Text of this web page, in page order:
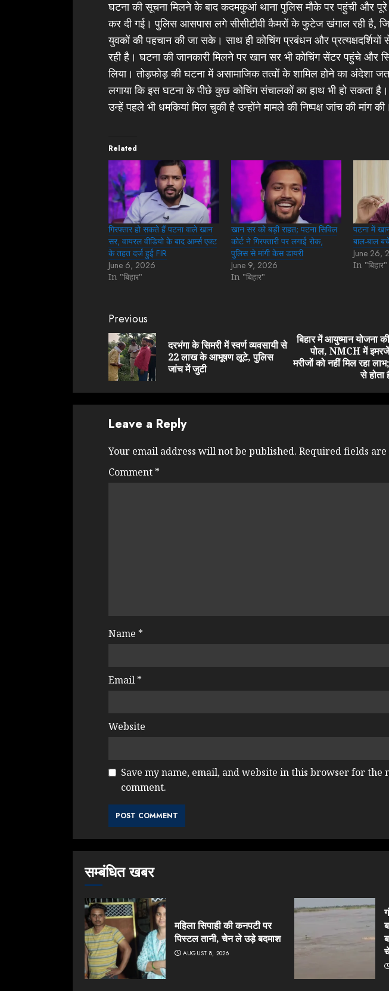
घटना की सूचना मिलने के बाद कदमकुआं थाना पुलिस मौके पर पहुंची और
कर दी गई। पुलिस आसपास लगे सीसीटीवी कैमरों के फुटेज खंगाल रही है,
युवकों की पहचान की जा सके। साथ ही कोचिंग प्रबंधन और प्रत्यक्षदर्शियों
रही है। घटना की जानकारी मिलने पर खान सर भी कोचिंग सेंटर पहुंचे और
लिया। तोड़फोड़ की घटना में असामाजिक तत्वों के शामिल होने का अंदेशा
लगाया कि इस घटना के पीछे कुछ कोचिंग संचालकों का हाथ भी हो सकता
उन्हें पहले भी धमकियां मिल चुकी है उन्होंने मामले की निष्पक्ष जांच की मांग की।
Related
गिरफ्तार हो सकते हैं पटना वाले खान
सर, वायरल वीडियो के बाद आर्म्स एक्ट
के तहत दर्ज हुई FIR
June 6, 2026
In "बिहार"
खान सर को बड़ी राहत; पटना सिविल
कोर्ट ने गिरफ्तारी पर लगाई रोक,
पुल‍िस से मांगी केस डायरी
June 9, 2026
In "बिहार"
पटना में
बाल-बाल
June 26,
In "बिहार"
Continue
Reading
Previous
Previous
post:
दरभंगा के सिमरी में स्वर्ण व्यवसायी से
22 लाख के आभूषण लूटे, पुलिस
जांच में जुटी
Next
post:
बिहार में आयुष्मान योजना
पोल, NMCH में
मरीजों को नहीं मिल रहा
से होता
Leave a Reply
Your email address will not be published. Required fields
Comment *
Name *
Email *
Website
Save my name, email, and website in this browser for the
comment.
सम्बंधित खबर
महिला सिपाही की कनपटी पर
पिस्टल तानी, चेन ले उड़े बदमाश
AUGUST 8, 2026